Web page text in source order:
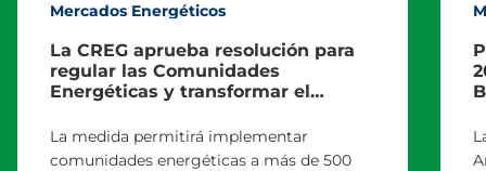
Mercados Energéticos
La CREG aprueba resolución para
regular las Comunidades
Energéticas y transformar el
La medida permitirá implementar
comunidades energéticas a más de 500